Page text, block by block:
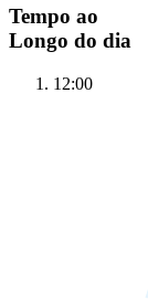
Tempo ao
Longo do dia
12:00